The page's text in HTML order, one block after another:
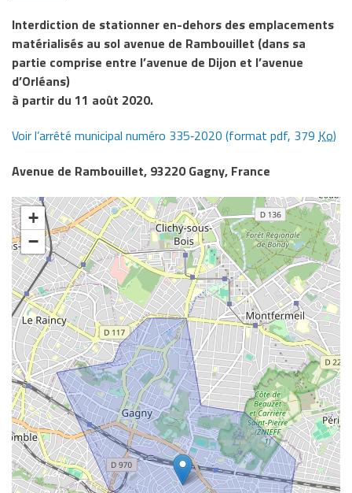
Interdiction de stationner en-dehors des emplacements
matérialisés au sol avenue de Rambouillet (dans sa
partie comprise entre l’avenue de Dijon et l’avenue
d’Orléans)
à partir du 11 août 2020.
Voir l’arrêté municipal numéro 335‐2020 (format pdf, 379 Ko)
Avenue de Rambouillet, 93220 Gagny, France
+
−